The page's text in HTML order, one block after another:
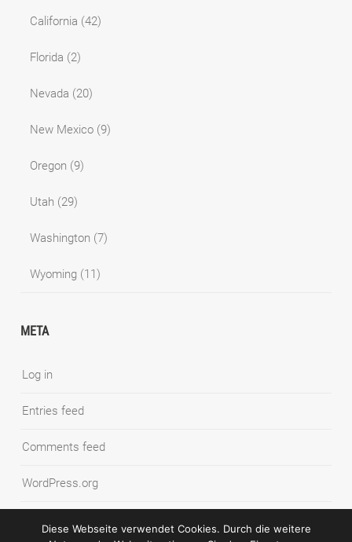
California (42)
Florida (2)
Nevada (20)
New Mexico (9)
Oregon (9)
Utah (29)
Washington (7)
Wyoming (11)
META
Log in
Entries feed
Comments feed
WordPress.org
Diese Webseite verwendet Cookies. Durch die weitere